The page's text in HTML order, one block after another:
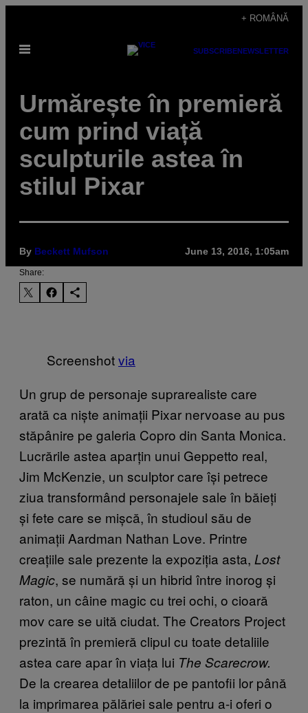
content
+ ROMÂNĂ
Open
SUBSCRIBENEWSLETTER
Urmărește în premieră
cum prind viață
sculpturile astea în
stilul Pixar
By Beckett Mufson June 13, 2016, 1:05am
Share:
Screenshotvia
Un grup de personaje suprarealiste care
arată ca niște animații Pixar nervoase au pus
stăpânire pe galeria Copro din Santa Monica.
Lucrările astea aparțin unui Geppetto real,
Jim McKenzie, un sculptor care își petrece
ziua transformând personajele sale în băieți
și fete care se mișcă, în studioul său de
animații Aardman Nathan Love. Printre
creațiile sale prezente la expoziția asta, Lost
Magic, se numără și un hibrid între inorog și
raton, un câine magic cu trei ochi, o cioară
mov care se uită ciudat. The Creators Project
prezintă în premieră clipul cu toate detaliile
astea care apar în viața lui The Scarecrow.
De la crearea detaliilor de pe pantofii lor până
la imprimarea pălăriei sale pentru a-i oferi o